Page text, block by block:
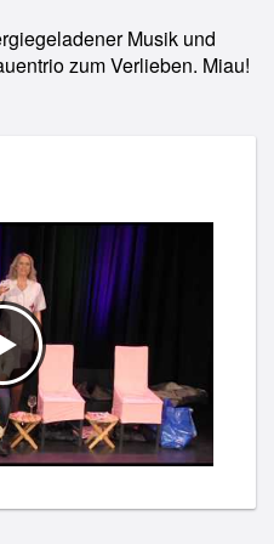
Musik und
zum Verlieben. Miau!